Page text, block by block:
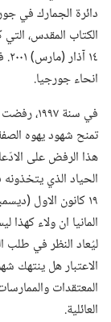
الكتاب المقدس،‏
انحاء جورجيا.‏
في سنة ١٩٩٧،‏ رفضت المحكمة الادارية الفدرالية في برلين،‏
تمنح شهود يهوه
هذا الرفض على
الحياد الذي
المانيا ان ولاء
ليُعاد النظر في
الاعتبار هل ينتهك
المعتقدات
العائلية.‏